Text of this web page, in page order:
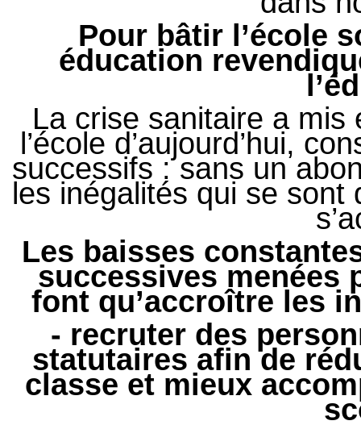
Pour bâtir l’école
éducation
La crise sanitaire a mis
l’école d’aujourd’hui,
successifs : sans un
les inégalités qui se
Les baisses
successives menées
font qu’accroître les
- recruter des
statutaires afin de
classe et mieux